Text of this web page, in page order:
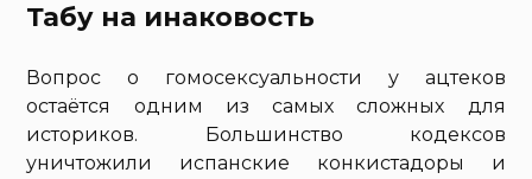
Табу на инаковость
Вопрос о гомосексуальности у ацтеков
остаётся одним из самых сложных для
историков. Большинство кодексов
уничтожили испанские конкистадоры и